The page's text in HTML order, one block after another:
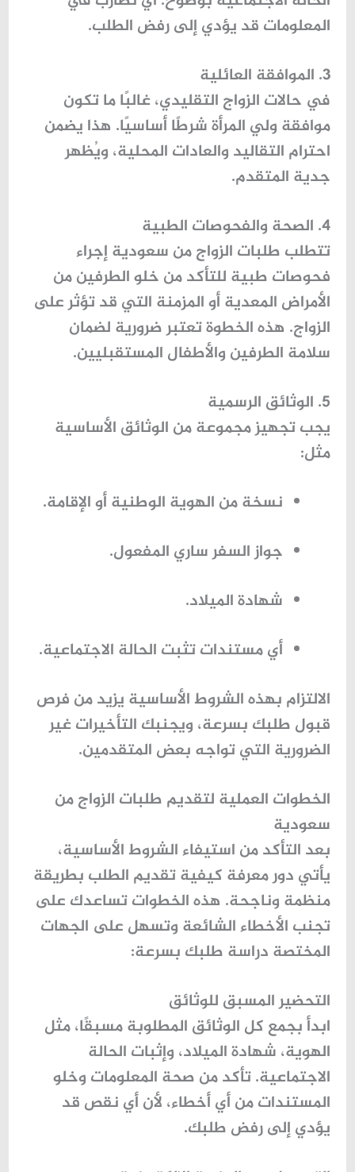
المعلومات قد يؤدي إلى رفض الطلب.
3. الموافقة العائلية
في حالات الزواج التقليدي، غالبًا ما تكون
موافقة ولي المرأة شرطًا أساسيًا. هذا يضمن
احترام التقاليد والعادات المحلية، ويُظهر
جدية المتقدم.
4. الصحة والفحوصات الطبية
تتطلب طلبات الزواج من سعوديةإجراء
فحوصات طبية للتأكد من خلو الطرفين من
الأمراض المعدية أو المزمنة التي قد تؤثر على
الزواج. هذه الخطوة تعتبر ضرورية لضمان
سلامة الطرفين والأطفال المستقبليين.
5. الوثائق الرسمية
يجب تجهيز مجموعة من الوثائق الأساسية
مثل:
نسخة من الهوية الوطنية أو الإقامة.
جواز السفر ساري المفعول.
شهادة الميلاد.
أي مستندات تثبت الحالة الاجتماعية.
الالتزام بهذه الشروط الأساسية يزيد من فرص
قبول طلبك بسرعة، ويجنبك التأخيرات غير
الضرورية التي تواجه بعض المتقدمين.
الخطوات العملية لتقديم طلبات الزواج من
سعودية
بعد التأكد من استيفاء الشروط الأساسية،
يأتي دور معرفة كيفية تقديم الطلب بطريقة
منظمة وناجحة. هذه الخطوات تساعدك على
تجنب الأخطاء الشائعة وتسهل على الجهات
المختصة دراسة طلبك بسرعة:
التحضير المسبق للوثائق
ابدأ بجمع كل الوثائق المطلوبة مسبقًا، مثل
الهوية، شهادة الميلاد، وإثبات الحالة
الاجتماعية. تأكد من صحة المعلومات وخلو
المستندات من أي أخطاء، لأن أي نقص قد
يؤدي إلى رفض طلبك.